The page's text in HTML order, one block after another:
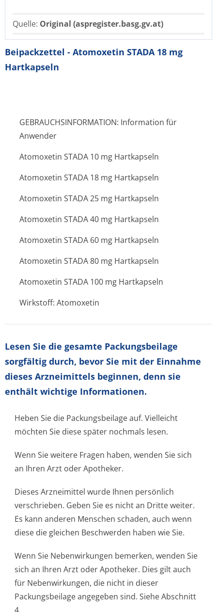
Quelle: Original (aspregister.basg.gv.at)
Beipackzettel - Atomoxetin STADA 18 mg
Hartkapseln
GEBRAUCHSINFORMATION: Information für
Anwender
Atomoxetin STADA 10 mg Hartkapseln
Atomoxetin STADA 18 mg Hartkapseln
Atomoxetin STADA 25 mg Hartkapseln
Atomoxetin STADA 40 mg Hartkapseln
Atomoxetin STADA 60 mg Hartkapseln
Atomoxetin STADA 80 mg Hartkapseln
Atomoxetin STADA 100 mg Hartkapseln
Wirkstoff: Atomoxetin
Lesen Sie die gesamte Packungsbeilage
sorgfältig durch, bevor Sie mit der Einnahme
dieses Arzneimittels beginnen, denn sie
enthält wichtige Informationen.
Heben Sie die Packungsbeilage auf. Vielleicht
möchten Sie diese später nochmals lesen.
Wenn Sie weitere Fragen haben, wenden Sie sich
an Ihren Arzt oder Apotheker.
Dieses Arzneimittel wurde Ihnen persönlich
verschrieben. Geben Sie es nicht an Dritte weiter.
Es kann anderen Menschen schaden, auch wenn
diese die gleichen Beschwerden haben wie Sie.
Wenn Sie Nebenwirkungen bemerken, wenden Sie
sich an Ihren Arzt oder Apotheker. Dies gilt auch
für Nebenwirkungen, die nicht in dieser
Packungsbeilage angegeben sind. Siehe Abschnitt